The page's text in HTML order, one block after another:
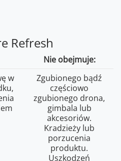
Refresh
Nie obejmuje:
w
Zgubionego bądź
częściowo
zgubionego drona,
gimbala lub
akcesoriów.
Kradzieży lub
porzucenia
produktu.
Uszkodzeń